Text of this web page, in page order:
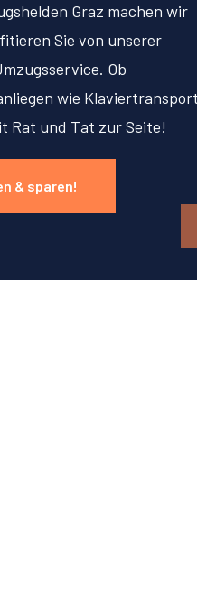
Graz machen wir
Sie von unserer
Ob
wie Klaviertransport
Rat und Tat zur Seite!
& sparen!